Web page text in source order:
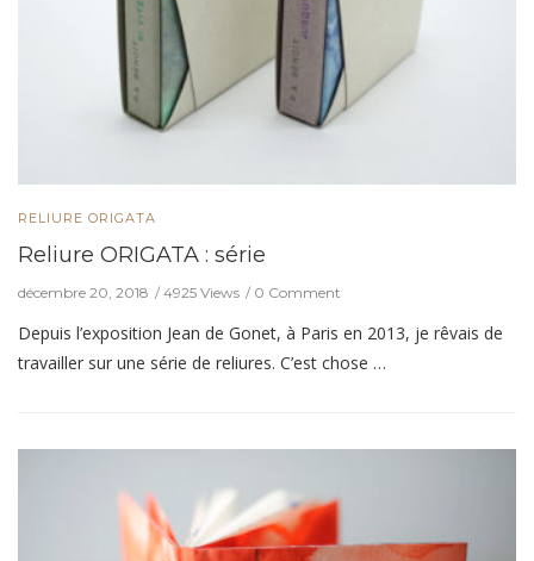
RELIURE ORIGATA
Reliure ORIGATA : série
décembre 20, 2018 4925 Views 0 Comment
Depuis l’exposition Jean de Gonet, à Paris en 2013, je rêvais de
travailler sur une série de reliures. C’est chose …